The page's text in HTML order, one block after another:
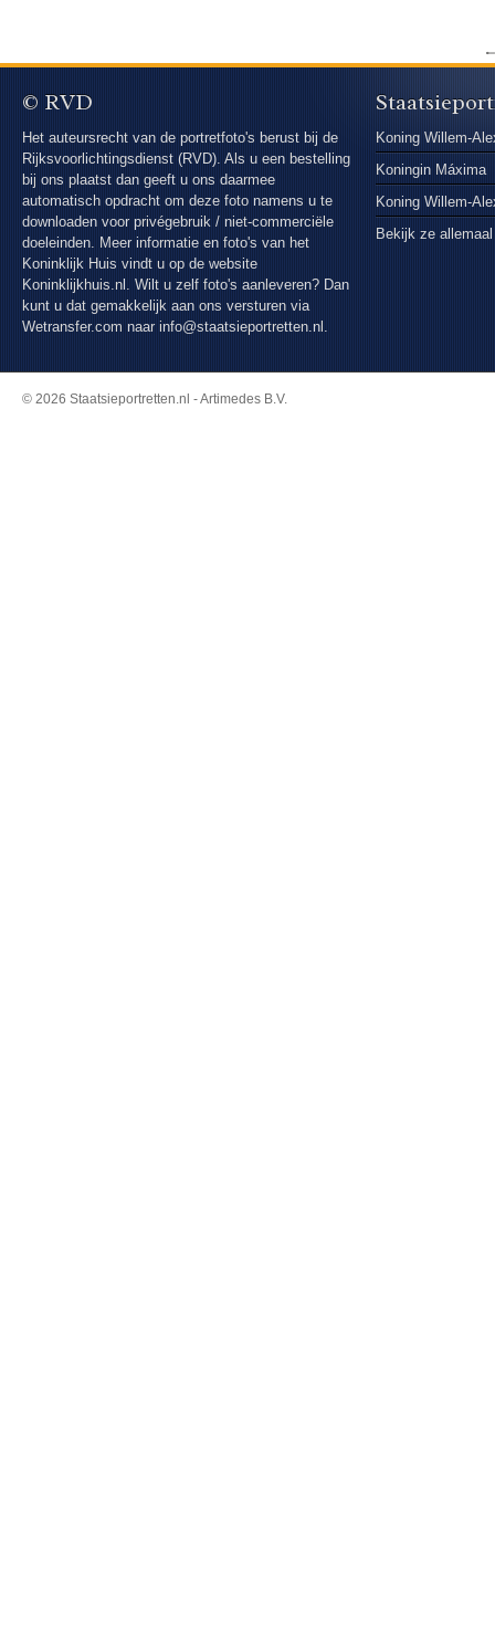
© RVD
Het auteursrecht van de portretfoto's berust bij de
Rijksvoorlichtingsdienst (RVD). Als u een bestelling
bij ons plaatst dan geeft u ons daarmee
automatisch opdracht om deze foto namens u te
downloaden voor privégebruik / niet-commerciële
doeleinden. Meer informatie en foto's van het
Koninklijk Huis vindt u op de website
Koninklijkhuis.nl. Wilt u zelf foto's aanleveren? Dan
kunt u dat gemakkelijk aan ons versturen via
Wetransfer.com naar info@staatsieportretten.nl.
Koning Willem-
Koningin Máxima
Koning Willem-
Bekijk ze allemaal
© 2026 Staatsieportretten.nl - Artimedes B.V.